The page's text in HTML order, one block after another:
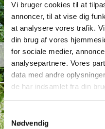
Vi bruger cookies til at
annoncer, til at vise dig
at analysere vores trafik.
din brug af vores
for sociale medier,
analysepartnere. Vores
data med andre
de har indsamlet fra din
Samtykkevalg
Nødvendig
Jamesbrittenia hybrid